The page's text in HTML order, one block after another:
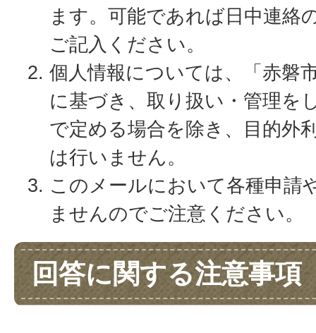
ます。可能であれば日中連絡
ご記入ください。
個人情報については、「赤磐
に基づき、取り扱い・管理を
で定める場合を除き、目的外
は行いません。
このメールにおいて各種申請
ませんのでご注意ください。
回答に関する注意事項